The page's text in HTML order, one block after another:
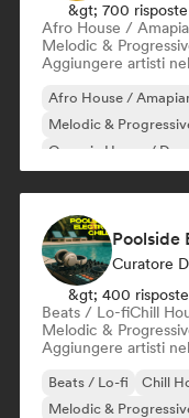
&gt; 700
Afro House /
Melodic &
Aggiungere artisti
Afro House /
Melodic &
Organic House /
Poolside
Curatore
&gt; 400
Beats / Lo-fiChill
Melodic &
Aggiungere artisti
Beats / Lo-fi Chill
Melodic &